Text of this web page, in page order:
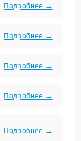
Подробнее →
Подробнее →
Подробнее →
Подробнее →
Подробнее →